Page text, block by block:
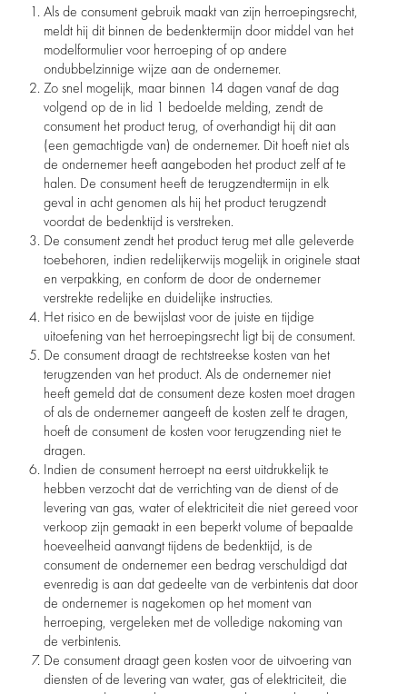
Als de consument gebruik maakt van zijn herroepingsrecht,
meldt hij dit binnen de bedenktermijn door middel van het
modelformulier voor herroeping of op andere
ondubbelzinnige wijze aan de ondernemer.
Zo snel mogelijk, maar binnen 14 dagen vanaf de dag
volgend op de in lid 1 bedoelde melding, zendt de
consument het product terug, of overhandigt hij dit aan
(een gemachtigde van) de ondernemer. Dit hoeft niet als
de ondernemer heeft aangeboden het product zelf af te
halen. De consument heeft de terugzendtermijn in elk
geval in acht genomen als hij het product terugzendt
voordat de bedenktijd is verstreken.
De consument zendt het product terug met alle geleverde
toebehoren, indien redelijkerwijs mogelijk in originele staat
en verpakking, en conform de door de ondernemer
verstrekte redelijke en duidelijke instructies.
Het risico en de bewijslast voor de juiste en tijdige
uitoefening van het herroepingsrecht ligt bij de consument.
De consument draagt de rechtstreekse kosten van het
terugzenden van het product. Als de ondernemer niet
heeft gemeld dat de consument deze kosten moet dragen
of als de ondernemer aangeeft de kosten zelf te dragen,
hoeft de consument de kosten voor terugzending niet te
dragen.
Indien de consument herroept na eerst uitdrukkelijk te
hebben verzocht dat de verrichting van de dienst of de
levering van gas, water of elektriciteit die niet gereed voor
verkoop zijn gemaakt in een beperkt volume of bepaalde
hoeveelheid aanvangt tijdens de bedenktijd, is de
consument de ondernemer een bedrag verschuldigd dat
evenredig is aan dat gedeelte van de verbintenis dat door
de ondernemer is nagekomen op het moment van
herroeping, vergeleken met de volledige nakoming van
de verbintenis.
De consument draagt geen kosten voor de uitvoering van
diensten of de levering van water, gas of elektriciteit, die